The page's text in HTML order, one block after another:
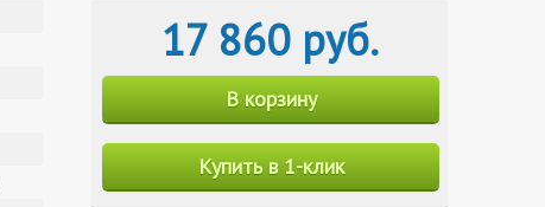
17 860 руб.
В корзину
Купить в 1-клик